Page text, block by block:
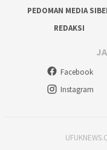
PEDOMAN MEDIA
REDAKSI
Facebook
Instagram